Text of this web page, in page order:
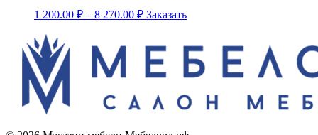
1 200.00 ₽ – 8 270.00 ₽ Заказать